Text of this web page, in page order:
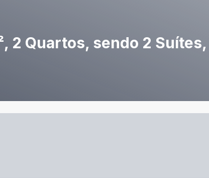
2 Quartos, sendo 2 Suítes,